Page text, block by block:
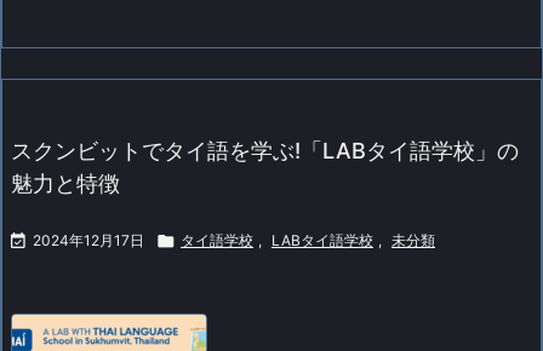
スクンビットでタイ語を学ぶ!「LABタイ語学校」の
魅力と特徴
 2024年12月17日  タイ語学校 , LABタイ語学校 , 未分類